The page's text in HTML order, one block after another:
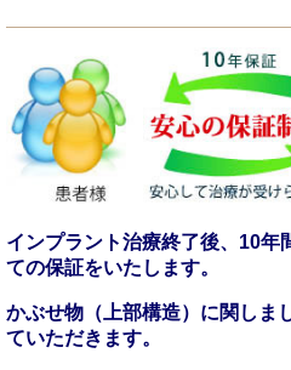
インプラント治療終了後、10年
ての保証をいたします。
かぶせ物（上部構造）に関しま
ていただきます。